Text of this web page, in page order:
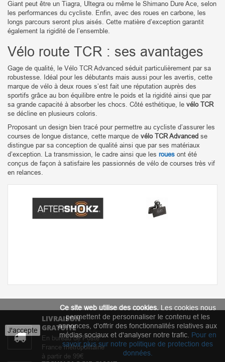
Giant peut être un Tiagra, Ultegra ou même le Shimano Dure Ace, selon
les performances du cycliste. Enfin, avec des roues en carbone, les
longs parcours seront plus aisés. Cette matière d’exception garantit
également la rigidité de l’ensemble.
Vélo route TCR : ses avantages
Gage de qualité, le Vélo TCR Advanced séduit particulièrement par sa
robustesse. Idéal pour les débutants mais aussi pour les avertis, cette
marque de vélo à deux roues s’est fait une réputation auprès des
sportifs grâce au bon équilibre entre le poids et la rigidité ainsi que par
sa grande capacité à absorber les chocs. Côté esthétique, le vélo TCR
se décline en plusieurs coloris.
Proposant un design bien tracé pour permettre au cycliste d’assurer les
courses de longue distance, cette marque de vélo TCR Advanced se
distingue par sa conception de qualité ainsi que par ses matériaux
d’exception. La transmission, le cadre ainsi que les roues ont été
conçus de façon à satisfaire les passionnés de vélo de courses très vif
en relances.
LIVRAISON
GRATUITE
En bureau de Poste
France métropolitaine
à partir de 99€
J'accepte
Ce site web utilise des cookies. Les cookies nous
permettent de personnaliser le contenu et les
annonces, d'offrir des fonctionnalités relatives aux
médias sociaux et d'analyser notre trafic. Pour en
savoir plus sur notre politique de protection des
données.